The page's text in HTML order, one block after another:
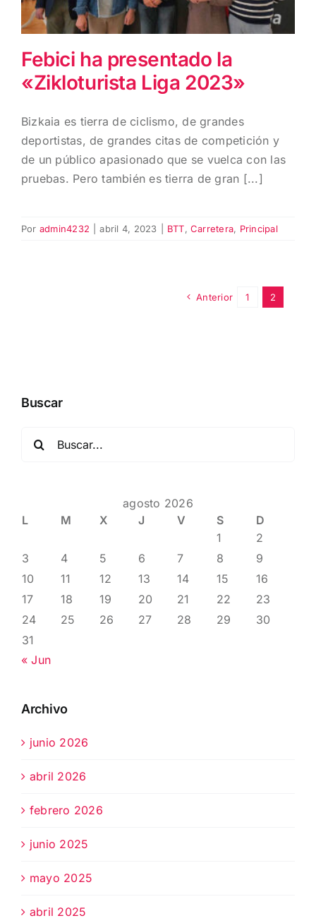
Febici ha presentado la
«Zikloturista Liga 2023»
Bizkaia es tierra de ciclismo, de grandes
deportistas, de grandes citas de competición y
de un público apasionado que se vuelca con las
pruebas. Pero también es tierra de gran [...]
Por admin4232 abril 4, 2023 BTT, Carretera, Principal
Anterior 1 2
Buscar
agosto 2026
L
M X J V S
D
1
2
3
4 5 6 7 8
9
10
11 12 13 14 15
16
17
18 19 20 21 22
23
24
25 26 27 28 29
30
31
« Jun
Archivo
junio 2026
abril 2026
febrero 2026
junio 2025
mayo 2025
abril 2025